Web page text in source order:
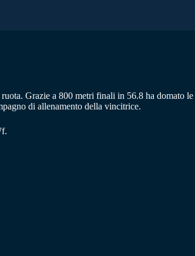
Grazie a 800 metri finali in 56.8 ha domato le
di allenamento della vincitrice.